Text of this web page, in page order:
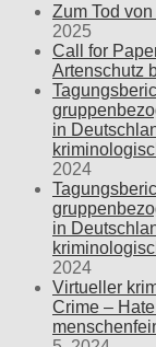
Zum Tod
2025
Call for
Artenschutz
in
2024
in
2024
Virtueller
Crime –